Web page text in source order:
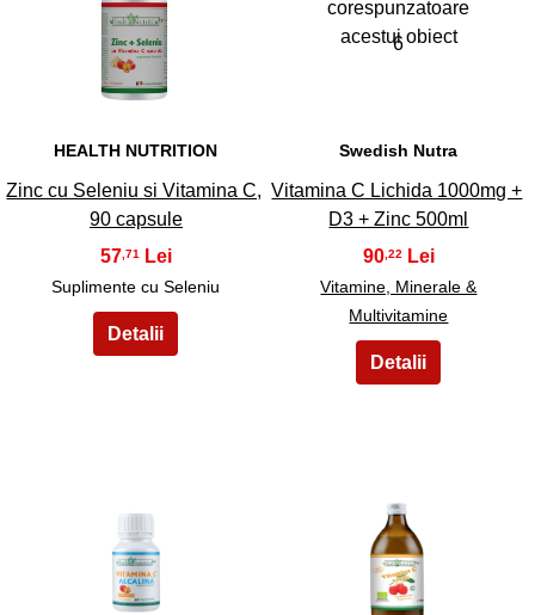
5
HEALTH NUTRITION
Zinc cu Seleniu si Vitamina C,
90 capsule
57,71
Suplimente cu Seleniu
6
Swedish Nutra
Vitamina C Lichida 1000mg +
D3 + Zinc 500ml
90,22
Vitamine, Minerale &
Multivitamine
7 8